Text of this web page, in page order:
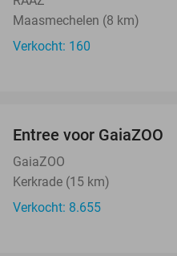
Maasmechelen (8 km)
Verkocht: 160
Entree voor GaiaZOO
GaiaZOO
Kerkrade (15 km)
Verkocht: 8.655